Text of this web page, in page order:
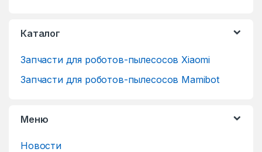
Каталог
Запчасти для роботов-пылесосов Xiaomi
Запчасти для роботов-пылесосов Mamibot
Меню
Новости